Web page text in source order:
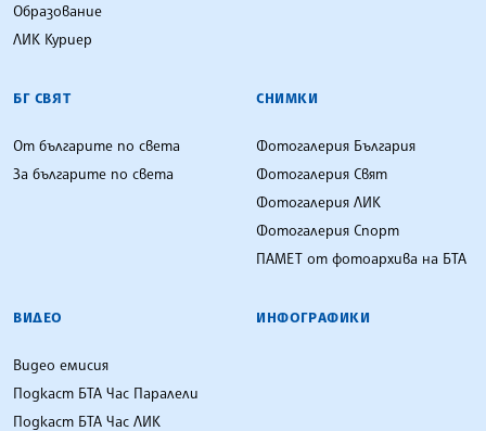
Образование
ЛИК Куриер
БГ СВЯТ
От българите по света
За българите по света
СНИМКИ
Фотогалерия България
Фотогалерия Свят
Фотогалерия ЛИК
Фотогалерия Спорт
ПАМЕТ от фотоархива на БТА
ВИДЕО
Видео емисия
Подкаст БТА Час Паралели
Подкаст БТА Час ЛИК
ИНФОГРАФИКИ